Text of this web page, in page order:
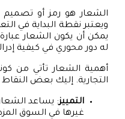
الشعار هو رمز أو تصميم
ويعتبر نقطة البداية في
يمكن أن يكون الشعار
له دور محوري في كيفية
أهمية الشعار تأتي من
التجارية. إليك بعض
التمييز: يساعد الشعار
غيرها في السوق